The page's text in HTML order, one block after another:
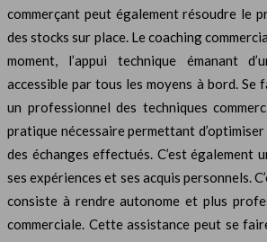
commerçant peut également résoudre le
des stocks sur place. Le coaching
moment, l’appui technique émanant
accessible par tous les moyens à bord. Se
un professionnel des techniques
pratique nécessaire permettant
des échanges effectués. C’est également
ses expériences et ses acquis personnels.
consiste à rendre autonome et plus
commerciale. Cette assistance peut se